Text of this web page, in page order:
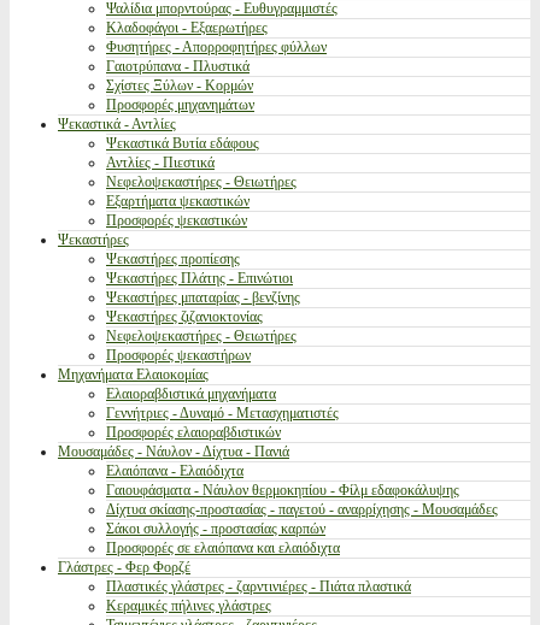
Ψαλίδια μπορντούρας - Ευθυγραμμιστές
Κλαδοφάγοι - Εξαερωτήρες
Φυσητήρες - Απορροφητήρες φύλλων
Γαιοτρύπανα - Πλυστικά
Σχίστες Ξύλων - Κορμών
Προσφορές μηχανημάτων
Ψεκαστικά - Αντλίες
Ψεκαστικά Βυτία εδάφους
Αντλίες - Πιεστικά
Νεφελοψεκαστήρες - Θειωτήρες
Εξαρτήματα ψεκαστικών
Προσφορές ψεκαστικών
Ψεκαστήρες
Ψεκαστήρες προπίεσης
Ψεκαστήρες Πλάτης - Επινώτιοι
Ψεκαστήρες μπαταρίας - βενζίνης
Ψεκαστήρες ζιζανιοκτονίας
Νεφελοψεκαστήρες - Θειωτήρες
Προσφορές ψεκαστήρων
Μηχανήματα Ελαιοκομίας
Ελαιοραβδιστικά μηχανήματα
Γεννήτριες - Δυναμό - Μετασχηματιστές
Προσφορές ελαιοραβδιστικών
Μουσαμάδες - Νάυλον - Δίχτυα - Πανιά
Ελαιόπανα - Ελαιόδιχτα
Γαιουφάσματα - Νάυλον θερμοκηπίου - Φίλμ εδαφοκάλυψης
Δίχτυα σκίασης-προστασίας - παγετού - αναρρίχησης - Μουσαμάδες
Σάκοι συλλογής - προστασίας καρπών
Προσφορές σε ελαιόπανα και ελαιόδιχτα
Γλάστρες - Φερ Φορζέ
Πλαστικές γλάστρες - ζαρντινιέρες - Πιάτα πλαστικά
Κεραμικές πήλινες γλάστρες